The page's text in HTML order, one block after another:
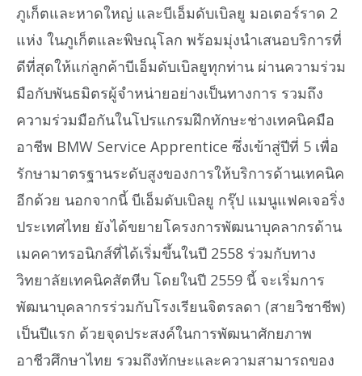
ภูเก็ตและหาดใหญ่ และบีเอ็มดับเบิลยู มอเตอร์ราด 2
แห่ง ในภูเก็ตและพิษณุโลก พร้อมมุ่งนำเสนอบริการที่
ดีที่สุดให้แก่ลูกค้าบีเอ็มดับเบิลยูทุกท่าน ผ่านความร่วม
มือกับพันธมิตรผู้จำหน่ายอย่างเป็นทางการ รวมถึง
ความร่วมมือกันในโปรแกรมฝึกทักษะช่างเทคนิคมือ
อาชีพ BMW Service Apprentice ซึ่งเข้าสู่ปีที่ 5 เพื่อ
รักษามาตรฐานระดับสูงของการให้บริการด้านเทคนิค
อีกด้วย นอกจากนี้ บีเอ็มดับเบิลยู กรุ๊ป แมนูแฟคเจอริ่ง
ประเทศไทย ยังได้ขยายโครงการพัฒนาบุคลากรด้าน
เมคคาทรอนิกส์ที่ได้เริ่มขึ้นในปี 2558 ร่วมกับทาง
วิทยาลัยเทคนิคสัตหีบ โดยในปี 2559 นี้ จะเริ่มการ
พัฒนาบุคลากรร่วมกับโรงเรียนจิตรลดา (สายวิชาชีพ)
เป็นปีแรก ด้วยจุดประสงค์ในการพัฒนาศักยภาพ
อาชีวศึกษาไทย รวมถึงทักษะและความสามารถของ